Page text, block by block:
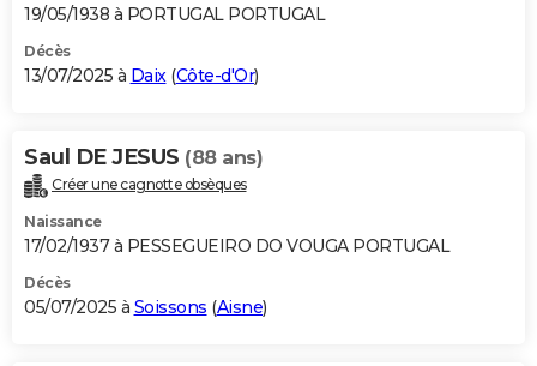
19/05/1938 à PORTUGAL PORTUGAL
Décès
13/07/2025 à Daix(Côte-d'Or)
Saul DE JESUS (88 ans)
Créer une cagnotte obsèques
Naissance
17/02/1937 à PESSEGUEIRO DO VOUGA PORTUGAL
Décès
05/07/2025 à Soissons (Aisne)